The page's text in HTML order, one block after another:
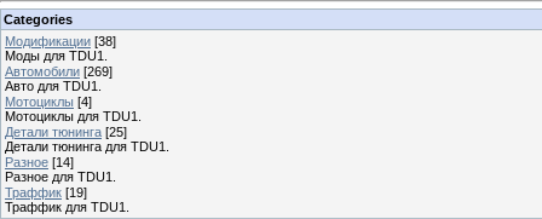
Categories
Модификации [38]
Моды для TDU1.
Автомобили [269]
Авто для TDU1.
Мотоциклы [4]
Мотоциклы для TDU1.
Детали тюнинга [25]
Детали тюнинга для TDU1.
Разное [14]
Разное для TDU1.
Траффик [19]
Траффик для TDU1.